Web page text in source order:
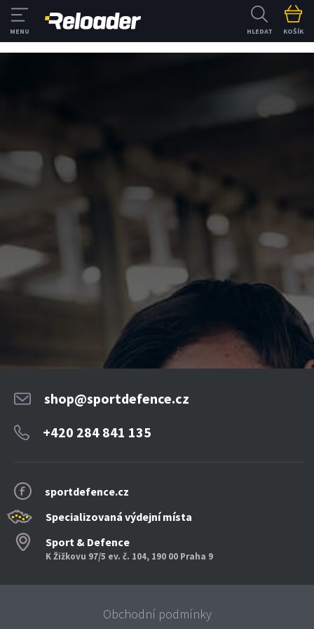
HLEDAT KOŠÍK
sportdefence.cz
Specializovaná výdejní místa
Sport & Defence
K Žižkovu 97/5 ev. č. 104, 190 00 Praha 9
shop@sportdefence.cz
+420 284 841 135
Obchodní podmínky